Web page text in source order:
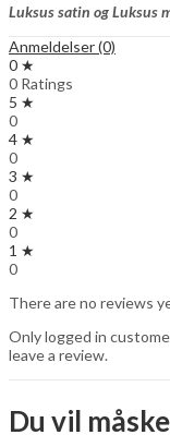
Luksus satin og Luksus
Anmeldelser (0)
0 ★
0 Ratings
5 ★
0
4 ★
0
3 ★
0
2 ★
0
1 ★
0
There are no reviews
Only logged in
leave a review.
Du vil